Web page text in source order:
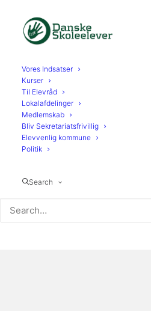
Vores Indsatser
Kurser
Til Elevråd
Lokalafdelinger
Medlemskab
Bliv Sekretariatsfrivillig
Elevvenlig kommune
Politik
Search